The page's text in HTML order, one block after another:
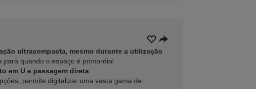
ultracompacta, mesmo durante a utilização
para quando o espaço é primordial
em U e passagem direta
permite digitalizar uma vasta gama de